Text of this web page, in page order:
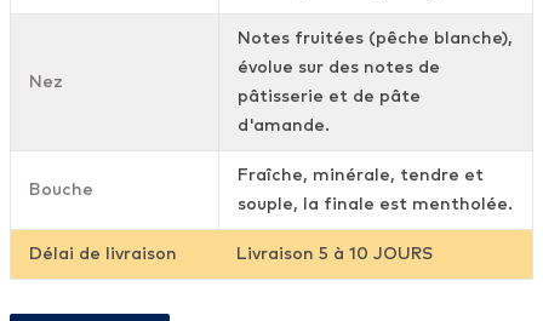
Nez
Notes fruitées (pêche blanche),
évolue sur des notes de
pâtisserie et de pâte
d'amande.
Bouche
Fraîche, minérale, tendre et
souple, la finale est mentholée.
Délai de livraison Livraison 5 à 10 JOURS